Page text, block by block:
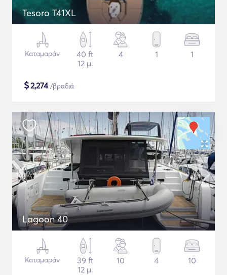
Tesoro T41XL
Καταμαράν
40 ft
12 μ.
4 1 1
$2,274/βραδιά
Lagoon 40
Καταμαράν
39 ft
12 μ.
10 4 10